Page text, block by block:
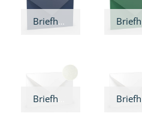
Briefhülle Jeans